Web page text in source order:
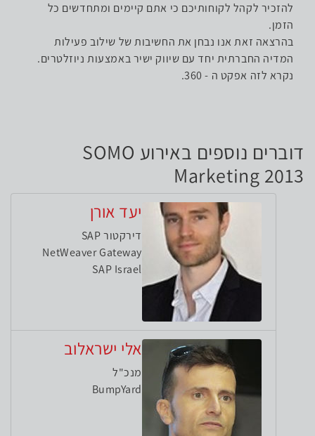
להזכיר לקהל לקוחותיכם כי אתם קיימים ומתחדשים כל
הזמן.
בהרצאה זאת אנו נבחן את החשיבות של שילוב פעילות
המדיה החברתית יחד עם שיווק ישיר באמצעות ניוזלטרים.
נקרא לזה אפקט ה - 360.
דוברים נוספים באירוע SOMO
Marketing 2013
יעד אורן
דירקטור SAP
NetWeaver Gateway
SAP Israel
אלי ישראלוב
מנכ"ל
BumpYard